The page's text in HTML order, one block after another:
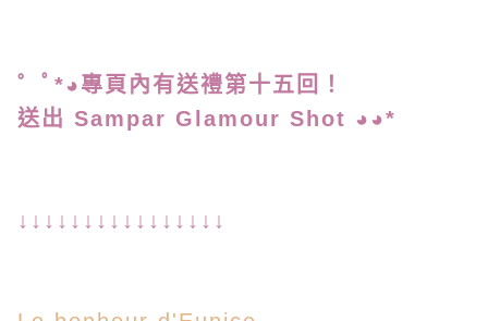
゜ﾟ*◕專頁內有送禮第十五回！
送出 Sampar Glamour Shot ◕◕*
↓↓↓↓↓↓↓↓↓↓↓↓↓↓↓↓